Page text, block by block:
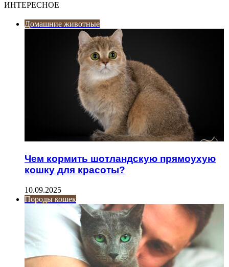
ИНТЕРЕСНОЕ
Домашние животные
Чем кормить шотландскую прямоухую
кошку для красоты?
10.09.2025
Породы кошек